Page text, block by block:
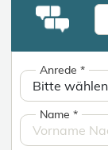
Anrede*
Name*